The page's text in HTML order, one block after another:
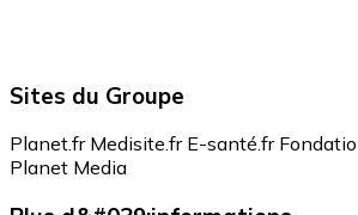
Sites du Groupe
Planet.fr Medisite.fr E-santé.fr
Planet Media